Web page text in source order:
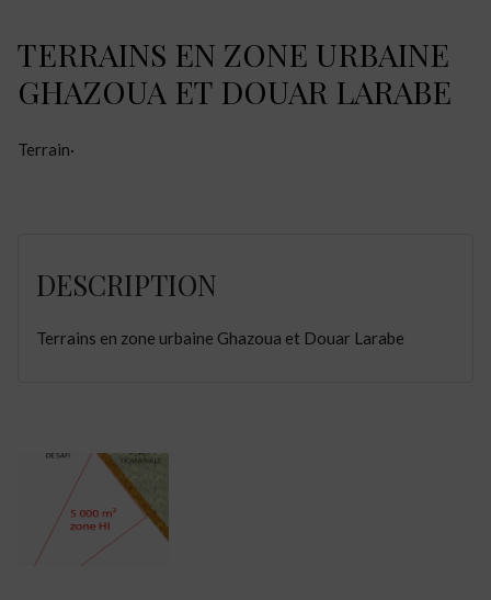
TERRAINS EN ZONE URBAINE
GHAZOUA ET DOUAR LARABE
Terrain·
DESCRIPTION
Terrains en zone urbaine Ghazoua et Douar Larabe